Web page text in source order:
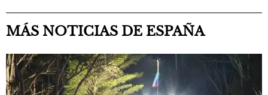
MÁS NOTICIAS DE ESPAÑA